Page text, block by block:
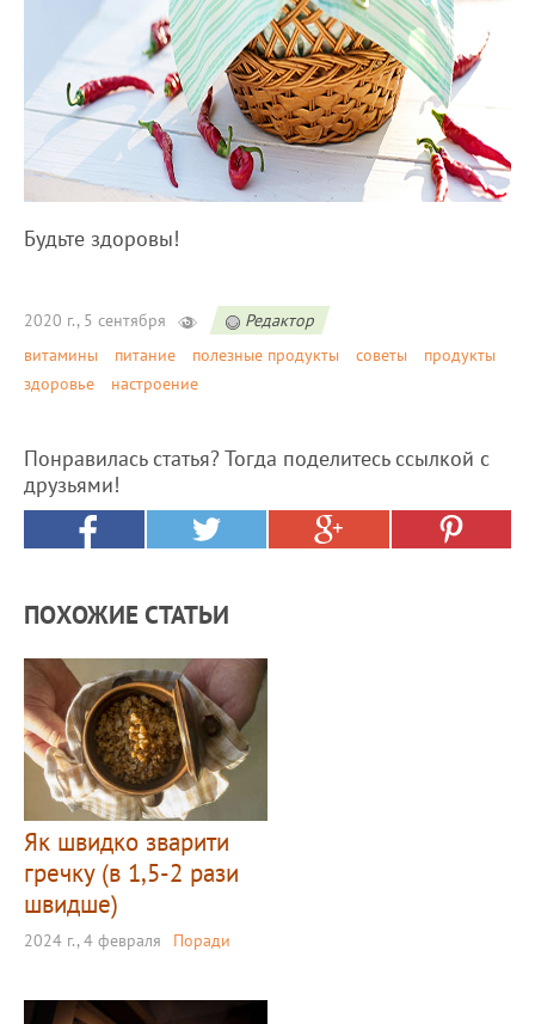
Будьте здоровы!
2020 г., 5 сентября
Редактор
витамины
питание полезные продукты советы
продукты
здоровье
настроение
Понравилась статья? Тогда поделитесь ссылкой с
друзьями!
ПОХОЖИЕ СТАТЬИ
Як швидко зварити
гречку (в 1,5-2 рази
швидше)
2024 г., 4 февраля Поради